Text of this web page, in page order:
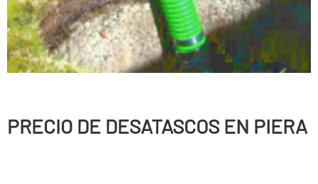
PRECIO DE DESATASCOS EN PIERA